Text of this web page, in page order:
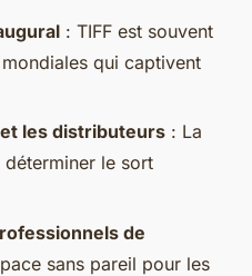
: TIFF est souvent
qui captivent
les distributeurs : La
le sort
de
sans pareil pour les